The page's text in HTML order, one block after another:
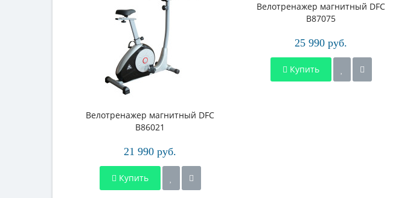
Велотренажер магнитный DFC
B86021
21 990 руб.
Купить
Велотренажер магнитный DFC
B87075
25 990 руб.
Купить